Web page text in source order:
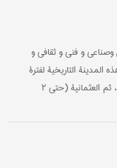
وصناعي و فني و ثقافي و
التاريخية لفترة
طويلة عاصمة لإمبراطورية البيزنطية (الروم‌ الشرقية)، ثم العثمانية (حتی ۲